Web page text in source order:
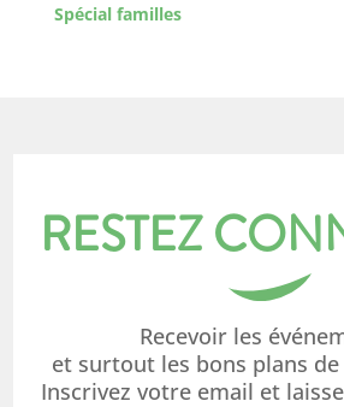
Spécial familles
RESTEZ
Recevoir les
et surtout les bons plans
Inscrivez votre email et